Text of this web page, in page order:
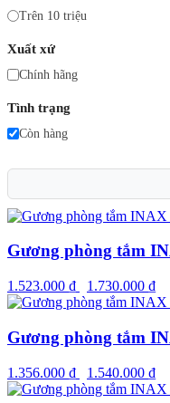
Trên 10 triệu
Xuất xứ
Chính hãng
Tình trạng
Còn hàng
Gương phòng tắm
1.523.000 ₫ 1.730.000 ₫
Gương phòng tắm
1.356.000 ₫ 1.540.000 ₫